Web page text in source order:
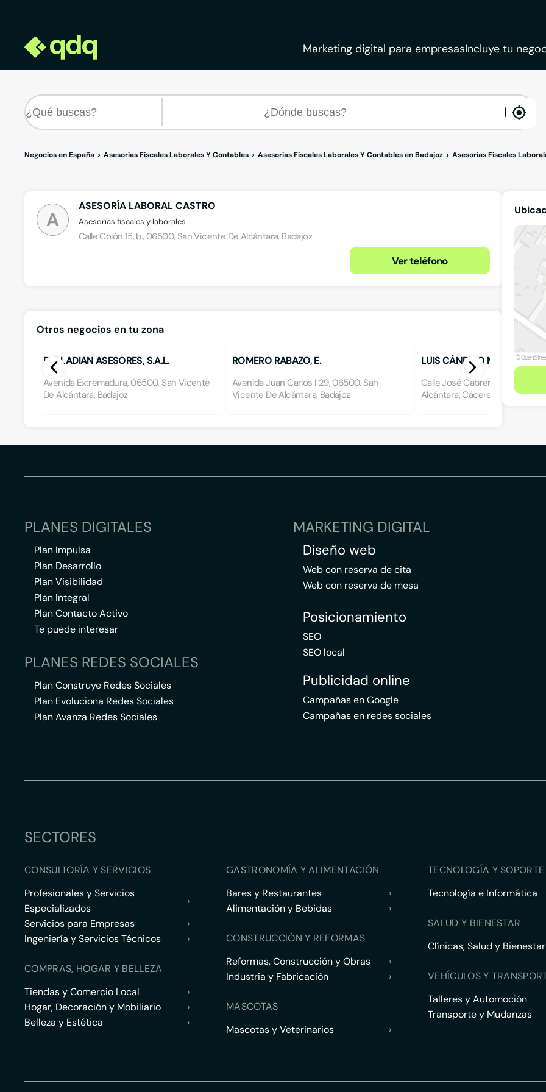
Marketing digital para empresasIncluye tu
Negocios en España Asesorias Fiscales Laborales Y Contables Asesorias Fiscales Laborales Y Contables en Badajoz Asesorias Fiscales
A
ASESORÍA LABORAL CASTRO
Asesorías fiscales y laborales
Calle Colón 15, b., 06500, San Vicente De Alcántara, Badajoz
Ver teléfono
Otros negocios en tu zona
D.C.LADIAN ASESORES, S.A.L.
Avenida Extremadura, 06500, San Vicente
De Alcántara, Badajoz
ROMERO RABAZO, E.
Avenida Juan Carlos I 29, 06500, San
Vicente De Alcántara, Badajoz
LUIS CÁNDIDO MORENO
Calle José Cabrera, 2º B, 10500,
Alcántara, Cáceres
PLANES DIGITALES
Plan Impulsa
Plan Desarrollo
Plan Visibilidad
Plan Integral
Plan Contacto Activo
Te puede interesar
PLANES REDES SOCIALES
Plan Construye Redes Sociales
Plan Evoluciona Redes Sociales
Plan Avanza Redes Sociales
MARKETING DIGITAL
Diseño web
Web con reserva de cita
Web con reserva de mesa
Posicionamiento
SEO
SEO local
Publicidad online
Campañas en Google
Campañas en redes sociales
SECTORES
CONSULTORÍA Y SERVICIOS
Profesionales y Servicios
Especializados
›
Servicios para Empresas
›
Ingeniería y Servicios Técnicos
›
COMPRAS, HOGAR Y BELLEZA
Tiendas y Comercio Local
›
Hogar, Decoración y Mobiliario
›
Belleza y Estética
›
GASTRONOMÍA Y ALIMENTACIÓN
Bares y Restaurantes
›
Alimentación y Bebidas
›
CONSTRUCCIÓN Y REFORMAS
Reformas, Construcción y Obras
›
Industria y Fabricación
›
MASCOTAS
Mascotas y Veterinarios
›
TECNOLOGÍA Y
Tecnología e Informática
SALUD Y BIENESTAR
Clínicas, Salud y Bienestar
VEHÍCULOS Y
Talleres y Automoción
Transporte y Mudanzas